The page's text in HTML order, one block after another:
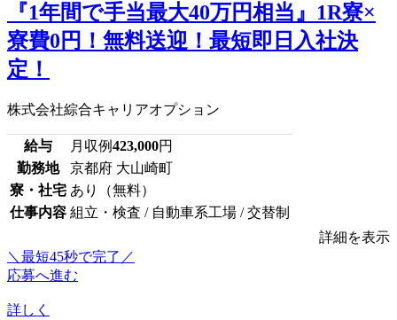
『1年間で手当最大40万円相当』1R寮×
寮費0円！無料送迎！最短即日入社決
定！
株式会社綜合キャリアオプション
給与 月収例423,000円
勤務地
京都府 大山崎町
寮・社宅 あり（無料）
仕事内容 組立・検査 / 自動車系工場 / 交替制
詳細を表示
＼最短45秒で完了／
応募へ進む
詳しく